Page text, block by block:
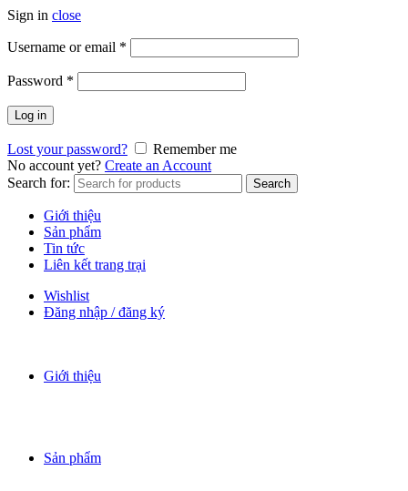
Sign in close
Username or email *
Password *
Log in
Lost your password?
Remember me
No account yet? Create an Account
Search for:
Search
Giới thiệu
Sản phẩm
Tin tức
Liên kết trang trại
Wishlist
Đăng nhập / đăng ký
Giới thiệu
Sản phẩm